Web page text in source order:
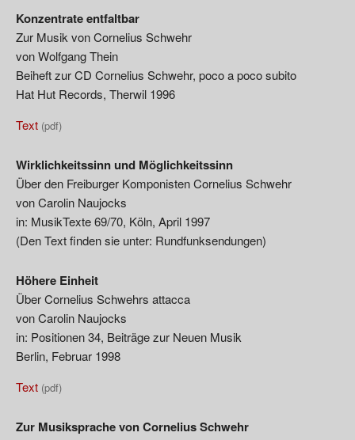
Konzentrate entfaltbar
Zur Musik von Cornelius Schwehr
von Wolfgang Thein
Beiheft zur CD Cornelius Schwehr, poco a poco subito
Hat Hut Records, Therwil 1996
Text (pdf)
Wirklichkeitssinn und Möglichkeitssinn
Über den Freiburger Komponisten Cornelius Schwehr
von Carolin Naujocks
in: MusikTexte 69/70, Köln, April 1997
(Den Text finden sie unter: Rundfunksendungen)
Höhere Einheit
Über Cornelius Schwehrs attacca
von Carolin Naujocks
in: Positionen 34, Beiträge zur Neuen Musik
Berlin, Februar 1998
Text (pdf)
Zur Musiksprache von Cornelius Schwehr